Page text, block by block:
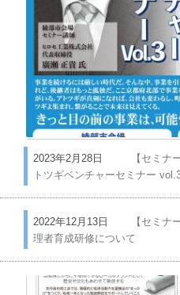
2023年2月28日
【セミナ
トツギベンチャーセミナー
2022年12月13日
【セミナ
理者育成研修について